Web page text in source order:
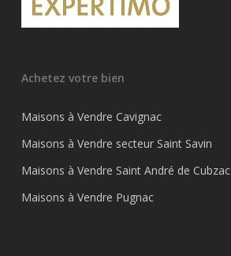
Achetez votre bien
Maisons à Vendre Cavignac
Maisons à Vendre secteur Saint Savin
Maisons à Vendre Saint André de Cubzac
Maisons à Vendre Pugnac